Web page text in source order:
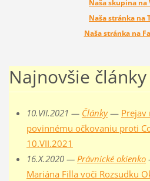
Naša skupina na
Naša stránka na
Naša stránka na
Najnovšie články
10.VII.2021 — Články— Prejav
povinnému očkovaniu proti
10.VII.2021
16.X.2020 — Právnické okienko
Mariána Filla voči Rozsudku